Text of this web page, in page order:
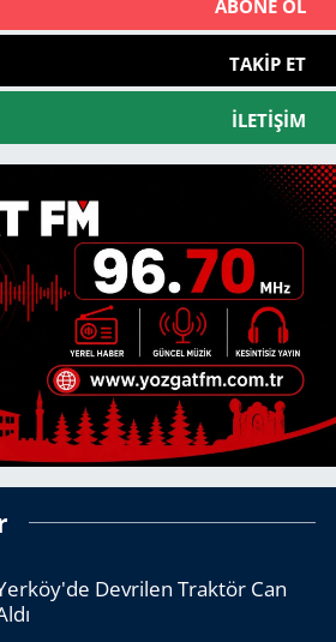
ABONE OL
TAKIP ET
İLETIŞIM
Devrilen Traktör Can